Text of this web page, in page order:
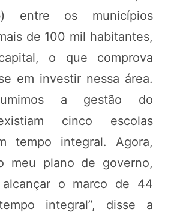
entre os municípios
de 100 mil habitantes,
o que comprova
em investir nessa área.
a gestão do
cinco escolas
tempo integral. Agora,
meu plano de governo,
alcançar o marco de 44
integral”, disse a